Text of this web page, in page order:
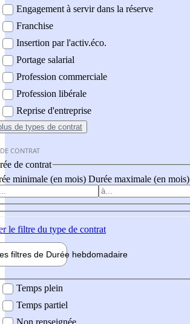
Engagement à servir dans la réserve
Franchise
Insertion par l'activ.éco.
Portage salarial
Profession commerciale
Profession libérale
Reprise d'entreprise
de types de contrat
CONTRAT
de contrat
minimale (en mois) Durée maximale (en mois)
le filtre du type de contrat
filtres de Durée hebdomadaire
Temps plein
Temps partiel